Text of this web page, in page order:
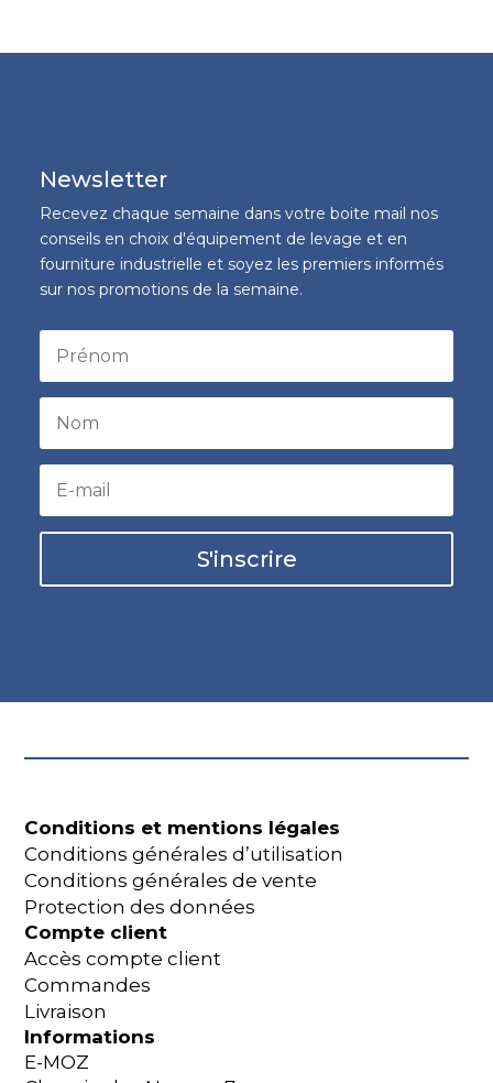
Newsletter
Recevez chaque semaine dans votre boite mail nos
conseils en choix d'équipement de levage et en
fourniture industrielle et soyez les premiers informés
sur nos promotions de la semaine.
S'inscrire
Conditions et mentions légales
Conditions générales d’utilisation
Conditions générales de vente
Protection des données
Compte client
Accès compte client
Commandes
Livraison
Informations
E-MOZ